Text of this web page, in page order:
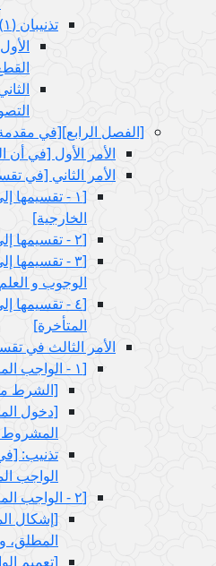
تذنيبان (١)
[الفصل الرابع‏][في
الأمر الأول‏ [في أن
الأمر الثاني‏ [في
[١ - تقسيمها
الخارجية]
[٢ - تقسيمها إلى العقلية و الشرعية و العادية]
[٣ - تقسيمها
الوجوب و
[٤ - تقسيمها
المتأخرة]
الأمر الثالث في
[١ - الواجب المطلق و الواجب المشروط]
[الشرط
[دخول
المشروط
تذنيب:
الواجب
[٢ - الواجب المعلق و الواجب المنجز]
[إشكال
المطلق،
[تعميم